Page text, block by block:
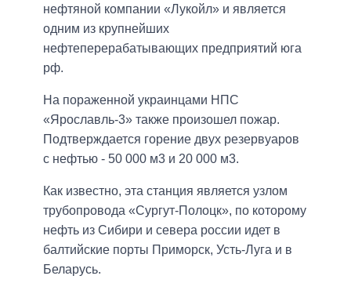
нефтяной компании «Лукойл» и является
одним из крупнейших
нефтеперерабатывающих предприятий юга
рф.
На пораженной украинцами НПС
«Ярославль-3» также произошел пожар.
Подтверждается горение двух резервуаров
с нефтью - 50 000 м3 и 20 000 м3.
Как известно, эта станция является узлом
трубопровода «Сургут-Полоцк», по которому
нефть из Сибири и севера россии идет в
балтийские порты Приморск, Усть-Луга и в
Беларусь.